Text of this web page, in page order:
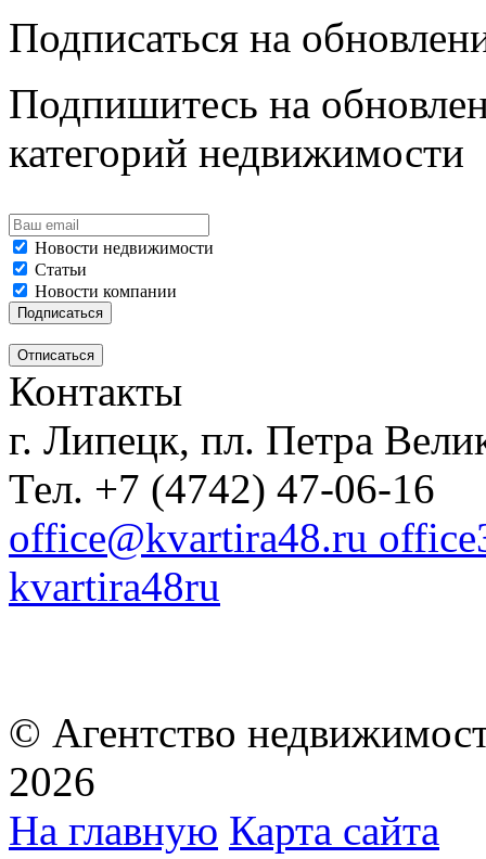
Подписаться на
Подпишитесь на
категорий недвижимости
Новости недвижимости
Статьи
Новости компании
Контакты
г. Липецк, пл. Петра
Тел. +7 (4742) 47-06-16
office@kvartira48.ru
kvartira48ru
© Агентство
2026
На главную Карта сайта